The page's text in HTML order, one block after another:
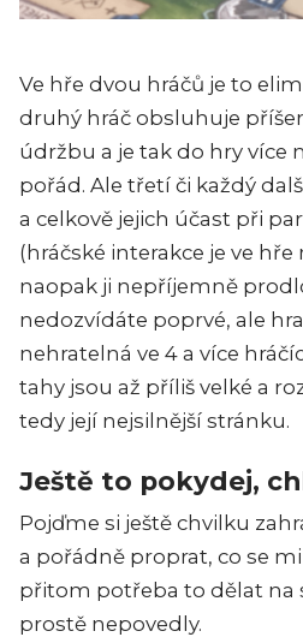
Ve hře dvou hráčů je to
druhý hráč obsluhuje
údržbu a je tak do hry více
pořád. Ale třetí či každý
a celkově jejich účast při
(hráčské interakce je ve
naopak ji nepříjemně
nedozvídáte poprvé, ale
nehratelná ve 4 a více
tahy jsou až příliš velké a
tedy její nejsilnější stránku.
Ještě to pokydej,
Pojďme si ještě chvilku
a pořádně proprat, co se
přitom potřeba to dělat na
prostě nepovedly.